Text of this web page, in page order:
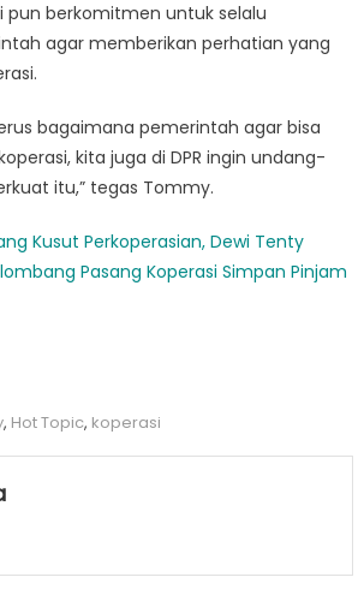
pun berkomitmen untuk selalu
agar memberikan perhatian yang
bagaimana pemerintah agar bisa
kita juga di DPR ingin undang-
itu,” tegas Tommy.
Kusut Perkoperasian, Dewi Tenty
Pasang Koperasi Simpan Pinjam
, Hot Topic, koperasi